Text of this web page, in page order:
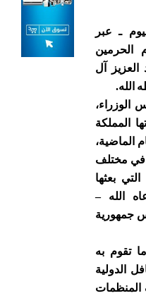
ـ عبر
الحرمين
آل
الله.
المملكة
الماضية،
في مختلف
بعثها
الله –
جمهورية
تقوم به
الدولية
المنظمات